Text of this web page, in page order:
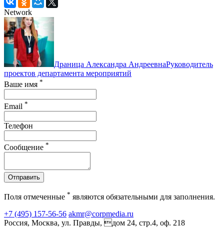
Network
Драница Александра АндреевнаРуководитель
проектов департамента мероприятий
Ваше имя *
Email *
Телефон
Сообщение *
Отправить
Поля отмеченные * являются обязательными для заполнения.
+7 (495) 157-56-56 akmr@corpmedia.ru
Россия, Москва, ул. Правды, дом 24, стр.4, оф. 218